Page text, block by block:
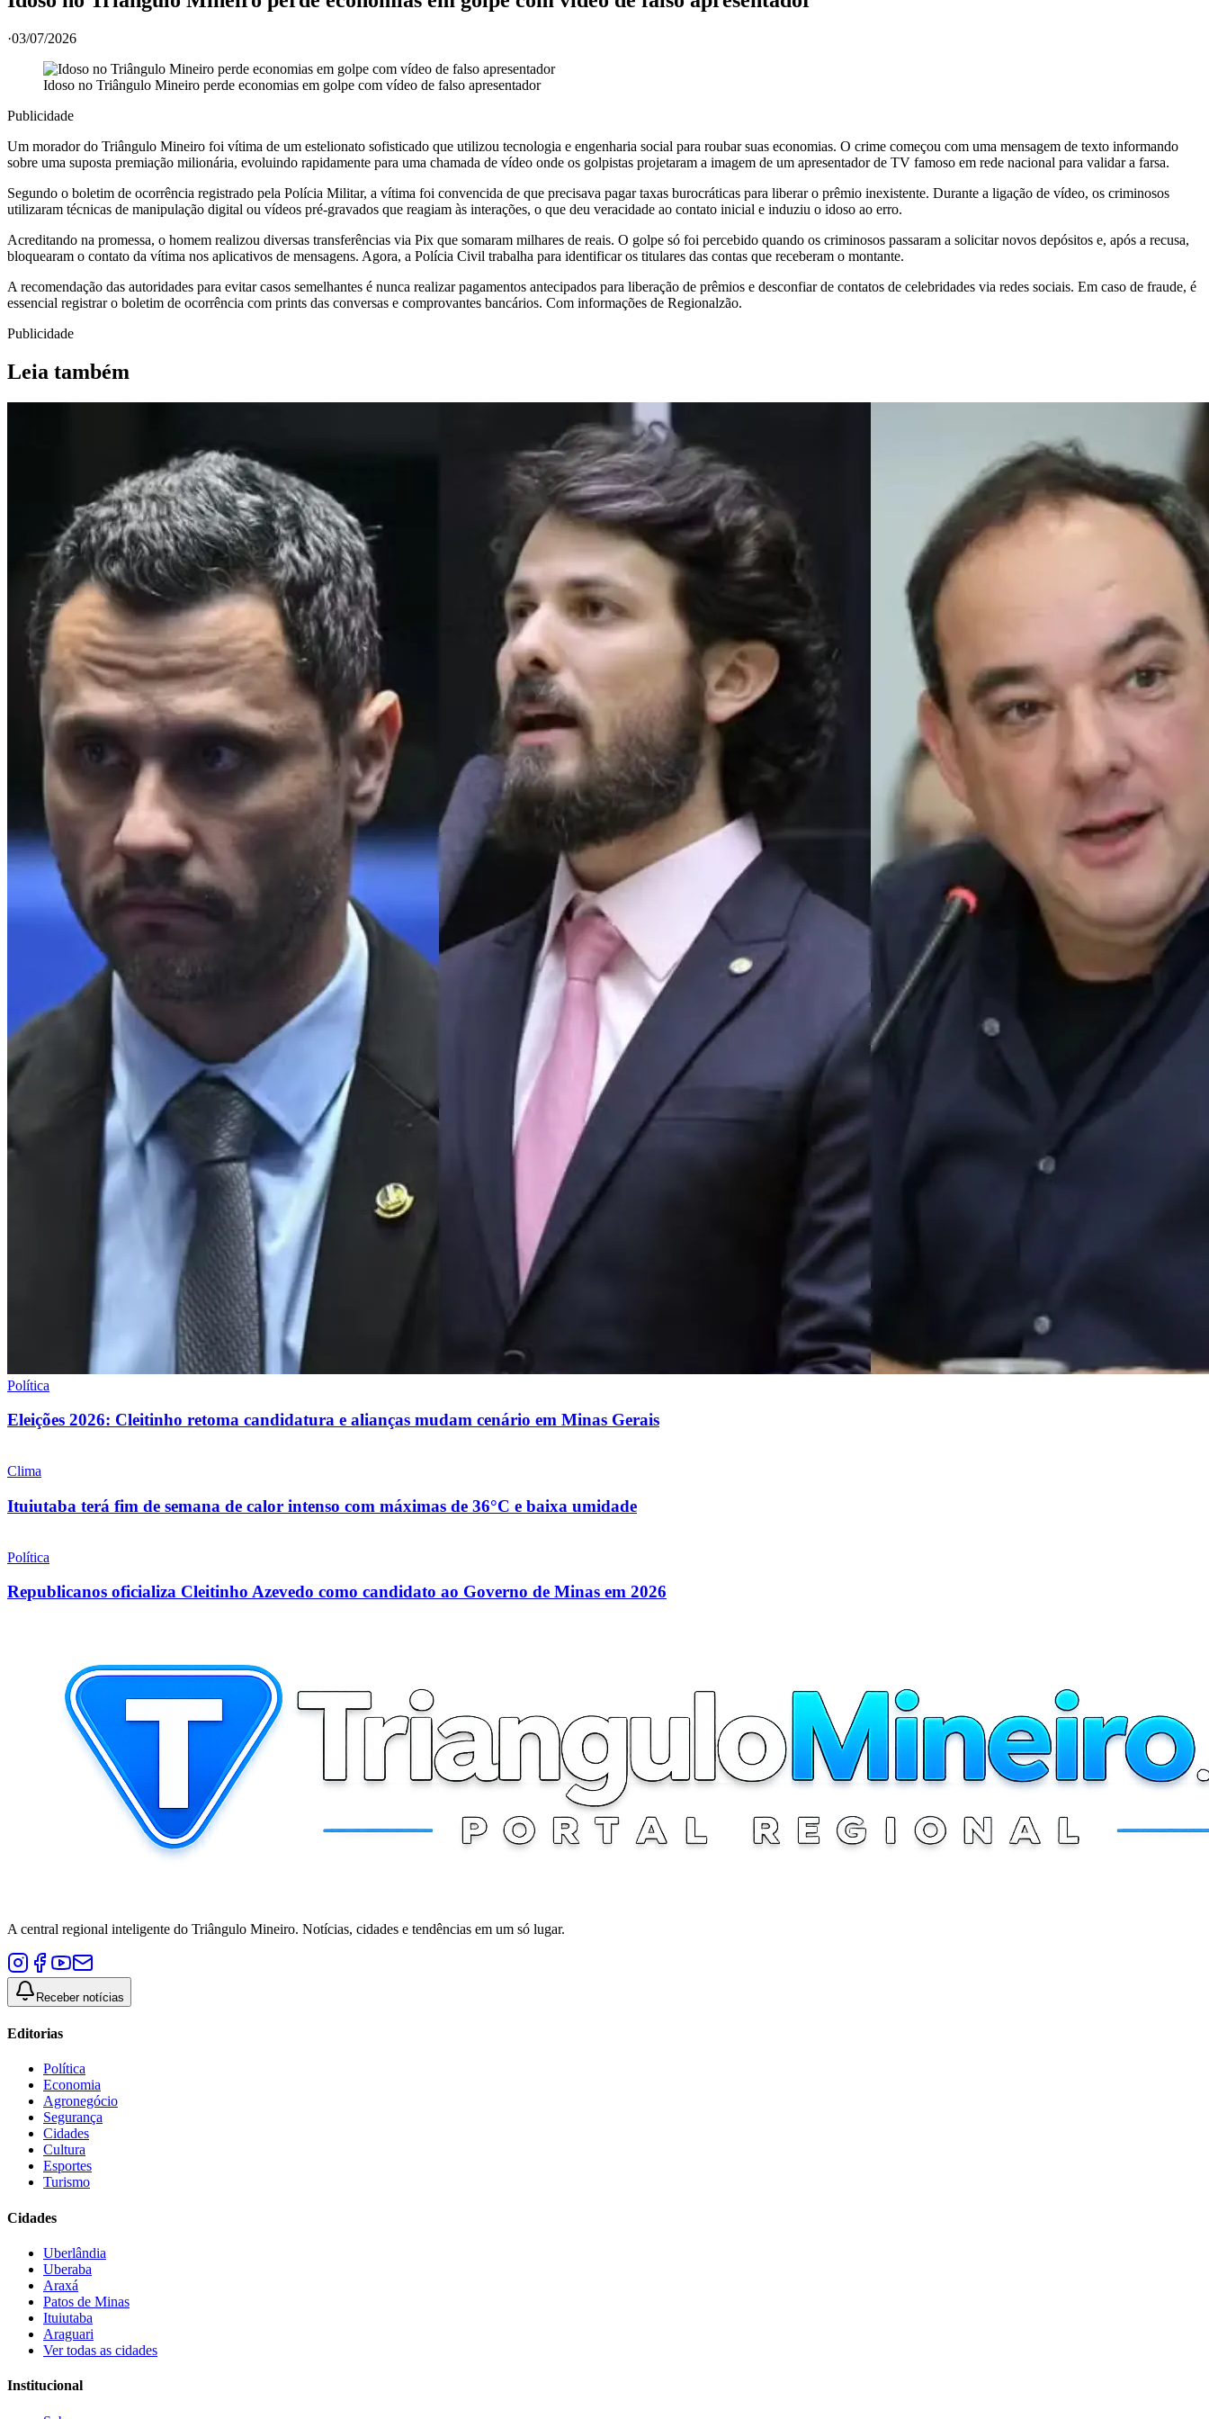
·03/07/2026
Idoso no Triângulo Mineiro perde economias em golpe com vídeo de falso apresentador
Publicidade
Um morador do Triângulo Mineiro foi vítima de um estelionato sofisticado que utilizou tecnologia e engenharia social para roubar suas economias. O crime começou com uma mensagem de texto informando
sobre uma suposta premiação milionária, evoluindo rapidamente para uma chamada de vídeo onde os golpistas projetaram a imagem de um apresentador de TV famoso em rede nacional para validar a farsa.
Segundo o boletim de ocorrência registrado pela Polícia Militar, a vítima foi convencida de que precisava pagar taxas burocráticas para liberar o prêmio inexistente. Durante a ligação de vídeo, os criminosos
utilizaram técnicas de manipulação digital ou vídeos pré-gravados que reagiam às interações, o que deu veracidade ao contato inicial e induziu o idoso ao erro.
Acreditando na promessa, o homem realizou diversas transferências via Pix que somaram milhares de reais. O golpe só foi percebido quando os criminosos passaram a solicitar novos depósitos e, após a recusa,
bloquearam o contato da vítima nos aplicativos de mensagens. Agora, a Polícia Civil trabalha para identificar os titulares das contas que receberam o montante.
A recomendação das autoridades para evitar casos semelhantes é nunca realizar pagamentos antecipados para liberação de prêmios e desconfiar de contatos de celebridades via redes sociais. Em caso de fraude, é
essencial registrar o boletim de ocorrência com prints das conversas e comprovantes bancários. Com informações de Regionalzão.
Publicidade
Leia também
Política
Eleições 2026: Cleitinho retoma candidatura e alianças mudam cenário em Minas Gerais
Clima
Ituiutaba terá fim de semana de calor intenso com máximas de 36°C e baixa umidade
Política
Republicanos oficializa Cleitinho Azevedo como candidato ao Governo de Minas em 2026
A central regional inteligente do Triângulo Mineiro. Notícias, cidades e tendências em um só lugar.
Receber notícias
Editorias
Política
Economia
Agronegócio
Segurança
Cidades
Cultura
Esportes
Turismo
Cidades
Uberlândia
Uberaba
Araxá
Patos de Minas
Ituiutaba
Araguari
Ver todas as cidades
Institucional